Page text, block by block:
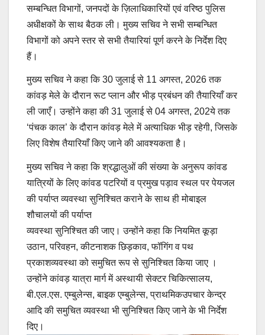
सम्बन्धित विभागों, जनपदों के ज़िलाधिकारियों एवं वरिष्ठ पुलिस
अधीक्षकों के साथ बैठक ली। मुख्य सचिव ने सभी सम्बन्धित
विभागों को अपने स्तर से सभी तैयारियां पूर्ण करने के निर्देश दिए
हैं।
मुख्य सचिव ने कहा कि 30 जुलाई से 11 अगस्त, 2026 तक
कांवड़ मेले के दौरान रूट प्लान और भीड़ प्रबंधन की तैयारियाँ कर
ली जाएँ। उन्होंने कहा की 31 जुलाई से 04 अगस्त, 202ये तक
‘पंचक काल’ के दौरान कांवड़ मेले में अत्याधिक भीड़ रहेगी, जिसके
लिए विशेष तैयारियाँ किए जाने की आवश्यकता है।
मुख्य सचिव ने कहा कि श्रद्धालुओं की संख्या के अनुरूप कांवड
यात्रियों के लिए कांवड पटरियों व प्रमुख पड़ाव स्थल पर पेयजल
की पर्याप्त व्यवस्था सुनिश्चित कराने के साथ ही मोबाइल
शौचालयों की पर्याप्त
व्यवस्था सुनिश्चित की जाए। उन्होंने कहा कि नियमित कूड़ा
उठान, परिवहन, कीटनाशक छिड़काव, फॉगिंग व पथ
प्रकाशव्यवस्था को समुचित रूप से सुनिश्चित किया जाए ।
उन्होंने कांवड़ यात्रा मार्ग में अस्थायी सेक्टर चिकित्सालय,
बी.एल.एस. एम्बुलेन्स, बाइक एम्बुलेन्स, प्राथमिकउपचार केन्द्र
आदि की समुचित व्यवस्था भी सुनिश्चित किए जाने के भी निर्देश
दिए।